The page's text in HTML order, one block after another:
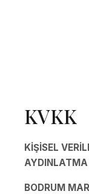
KVKK
KİŞİSEL
BODRUM